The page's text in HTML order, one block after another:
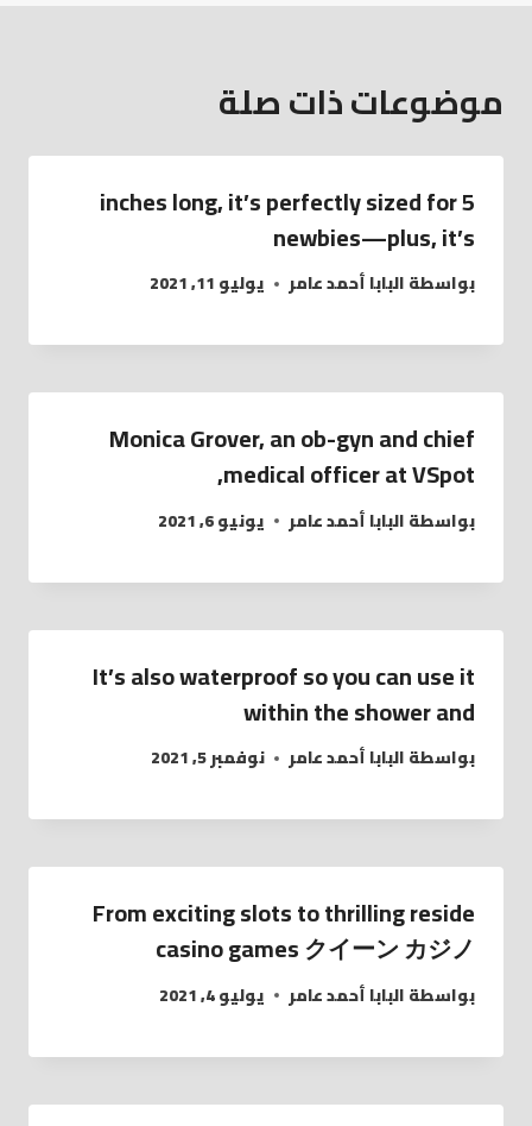
موضوعات ذات صلة
5 inches long, it’s perfectly sized for
newbies—plus, it’s
بواسطةالبابا أحمد عامر يوليو 11, 2021
Monica Grover, an ob-gyn and chief
medical officer at VSpot,
بواسطةالبابا أحمد عامر يونيو 6, 2021
It’s also waterproof so you can use it
within the shower and
بواسطةالبابا أحمد عامر نوفمبر 5, 2021
From exciting slots to thrilling reside
casino games クイーン カジノ
بواسطةالبابا أحمد عامر يوليو 4, 2021